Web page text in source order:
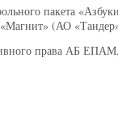
пакета
(АО
права АБ